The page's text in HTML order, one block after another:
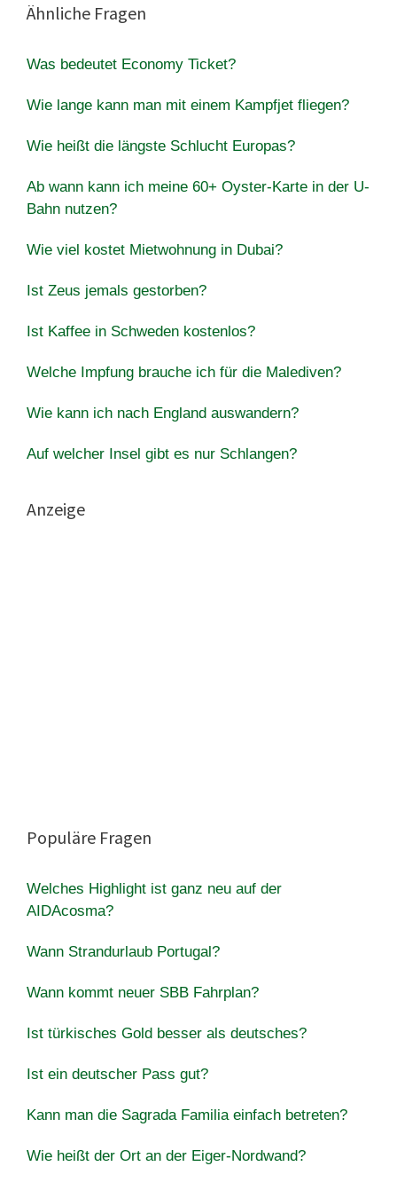
Ähnliche Fragen
Was bedeutet Economy Ticket?
Wie lange kann man mit einem Kampfjet fliegen?
Wie heißt die längste Schlucht Europas?
Ab wann kann ich meine 60+ Oyster-Karte in der U-
Bahn nutzen?
Wie viel kostet Mietwohnung in Dubai?
Ist Zeus jemals gestorben?
Ist Kaffee in Schweden kostenlos?
Welche Impfung brauche ich für die Malediven?
Wie kann ich nach England auswandern?
Auf welcher Insel gibt es nur Schlangen?
Anzeige
Populäre Fragen
Welches Highlight ist ganz neu auf der
AIDAcosma?
Wann Strandurlaub Portugal?
Wann kommt neuer SBB Fahrplan?
Ist türkisches Gold besser als deutsches?
Ist ein deutscher Pass gut?
Kann man die Sagrada Familia einfach betreten?
Wie heißt der Ort an der Eiger-Nordwand?